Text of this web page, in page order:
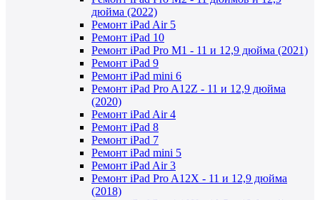
дюйма (2022)
Ремонт iPad Air 5
Ремонт iPad 10
Ремонт iPad Pro M1 - 11 и 12,9 дюйма (2021)
Ремонт iPad 9
Ремонт iPad mini 6
Ремонт iPad Pro A12Z - 11 и 12,9 дюйма
(2020)
Ремонт iPad Air 4
Ремонт iPad 8
Ремонт iPad 7
Ремонт iPad mini 5
Ремонт iPad Air 3
Ремонт iPad Pro A12X - 11 и 12,9 дюйма
(2018)